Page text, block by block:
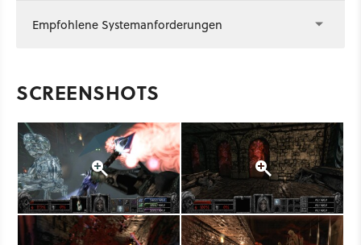
Empfohlene Systemanforderungen
SCREENSHOTS